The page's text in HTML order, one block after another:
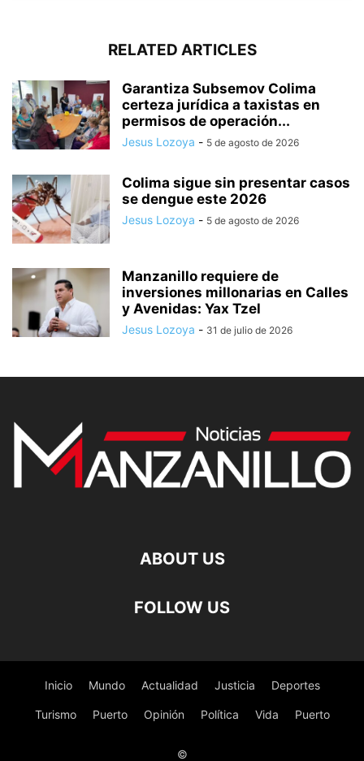
RELATED ARTICLES
Garantiza Subsemov Colima
certeza jurídica a taxistas en
permisos de operación...
Jesus Lozoya - 5 de agosto de 2026
Colima sigue sin presentar casos
se dengue este 2026
Jesus Lozoya - 5 de agosto de 2026
Manzanillo requiere de
inversiones millonarias en Calles
y Avenidas: Yax Tzel
Jesus Lozoya - 31 de julio de 2026
ABOUT US
FOLLOW US
Inicio Mundo Actualidad Justicia Deportes
Turismo Puerto Opinión Política Vida Puerto
©